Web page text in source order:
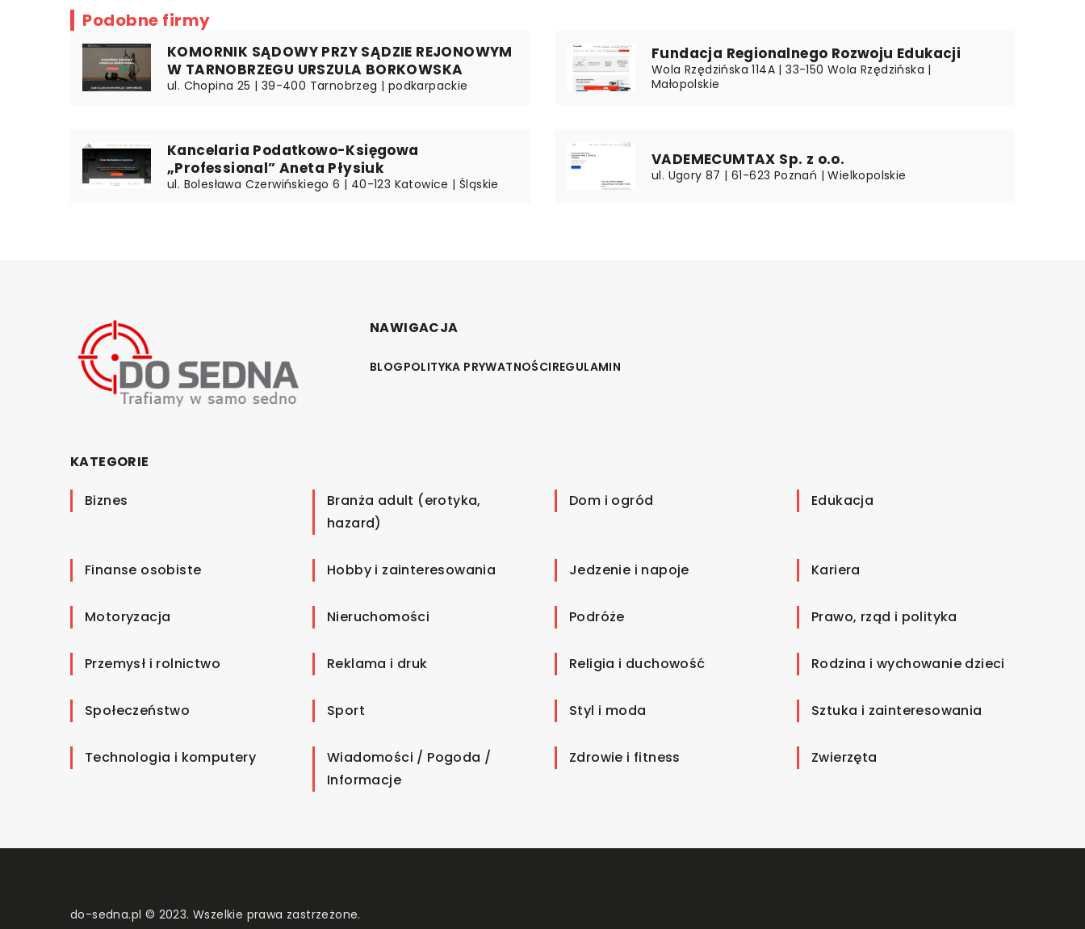
Podobne firmy
KOMORNIK SĄDOWY PRZY SĄDZIE REJONOWYM
W TARNOBRZEGU URSZULA BORKOWSKA
ul. Chopina 25 | 39-400 Tarnobrzeg | podkarpackie
Fundacja Regionalnego Rozwoju Edukacji
Wola Rzędzińska 114A | 33-150 Wola Rzędzińska |
Małopolskie
Kancelaria Podatkowo-Księgowa
„Professional” Aneta Płysiuk
ul. Bolesława Czerwińskiego 6 | 40-123 Katowice | Śląskie
VADEMECUMTAX Sp. z o.o.
ul. Ugory 87 | 61-623 Poznań | Wielkopolskie
NAWIGACJA
BLOGPOLITYKA PRYWATNOŚCIREGULAMIN
KATEGORIE
Biznes
Branża adult (erotyka,
hazard)
Dom i ogród Edukacja
Finanse osobiste Hobby i zainteresowania Jedzenie i napoje Kariera
Motoryzacja Nieruchomości Podróże Prawo, rząd i polityka
Przemysł i rolnictwo Reklama i druk Religia i duchowość Rodzina i wychowanie dzieci
Społeczeństwo Sport Styl i moda Sztuka i zainteresowania
Technologia i komputery
Wiadomości / Pogoda /
Informacje
Zdrowie i fitness Zwierzęta
do-sedna.pl © 2023. Wszelkie prawa zastrzeżone.